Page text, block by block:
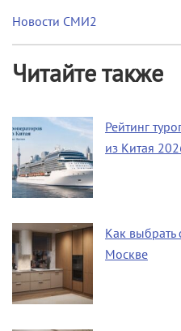
Новости СМИ2
Читайте также
Рейтинг
из Китая
Как выбрать
Москве